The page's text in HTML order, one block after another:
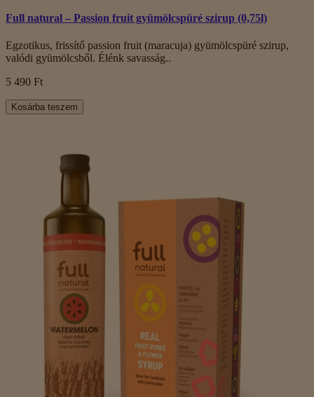
Full natural – Passion fruit gyümölcspüré szirup (0,75l)
Egzotikus, frissítő passion fruit (maracuja) gyümölcspüré szirup,
valódi gyümölcsből. Élénk savasság..
5 490 Ft
Kosárba teszem